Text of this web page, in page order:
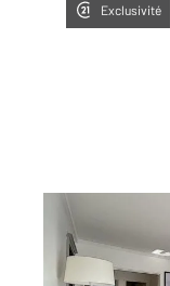
Exclusivité
TROYES 10
74 m , 4 pièces
Ref : 53249